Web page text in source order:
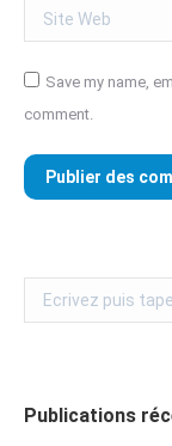
Site Web
Save my name,
comment.
Publier des
Publications